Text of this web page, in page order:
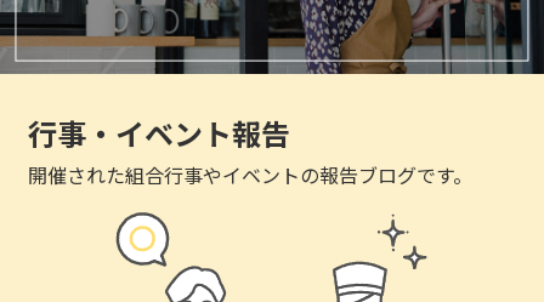
行事・イベント報告
開催された組合行事やイベントの報告ブログです。